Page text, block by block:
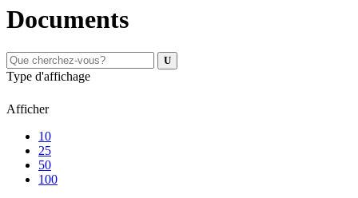
Documents
Type d'affichage
Afficher
10
25
50
100